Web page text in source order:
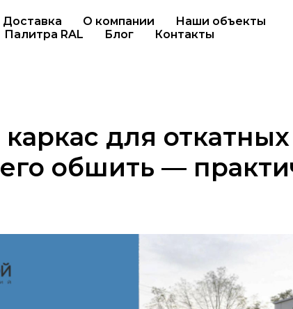
Доставка О компании
Наши объекты
Палитра RAL
Блог Контакты
для откатных
обшить —